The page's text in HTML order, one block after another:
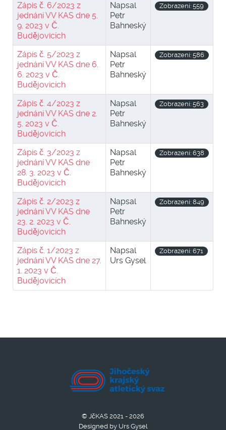
Zápis č. 6/2023 z
jednání VV KAS dne 5.
9. 2023 v Č.
Budějovicích
Napsal
Petr
Bahneský
Zobrazení: 559
Zápis č. 5/2023 z
jednání VV KAS dne 6.
6. 2023 v Č.
Budějovicích
Napsal
Petr
Bahneský
Zobrazení: 586
Zápis č. 4/2023 z
jednání VV KAS dne 2.
5. 2023 v Č.
Budějovicích
Napsal
Petr
Bahneský
Zobrazení: 563
Zápis č. 3/2023 z
jednání VV KAS dne
28. 3. 2023 v Č.
Budějovicích
Napsal
Petr
Bahneský
Zobrazení: 638
Zápis č. 2/2023 z
jednání VV KAS dne
23. 2. 2023 v Č.
Budějovicích
Napsal
Petr
Bahneský
Zobrazení: 849
Zápis č. 1/2023 z
jednání VV KAS dne 27.
1. 2023 v Č.
Budějovicích
Napsal
Urs Gysel
Zobrazení: 671
© JčKAS 2021 - 2026
Designed by Urs Gysel